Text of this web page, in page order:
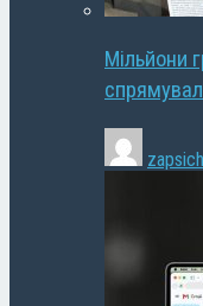
Мільйони
zapsich